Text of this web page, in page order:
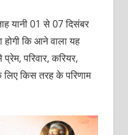
यानी 01 से 07 दिसंबर
कि आने वाला यह
परिवार, करियर,
लिए किस तरह के परिणाम